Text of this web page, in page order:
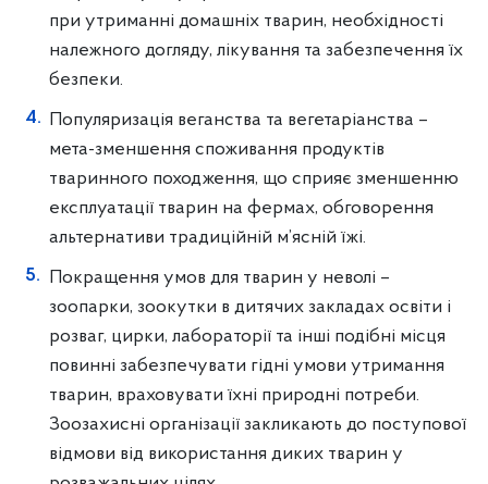
при утриманні домашніх тварин, необхідності
належного догляду, лікування та забезпечення їх
безпеки.
Популяризація веганства та вегетаріанства –
мета-зменшення споживання продуктів
тваринного походження, що сприяє зменшенню
експлуатації тварин на фермах, обговорення
альтернативи традиційній м’ясній їжі.
Покращення умов для тварин у неволі –
зоопарки, зоокутки в дитячих закладах освіти і
розваг, цирки, лабораторії та інші подібні місця
повинні забезпечувати гідні умови утримання
тварин, враховувати їхні природні потреби.
Зоозахисні організації закликають до поступової
відмови від використання диких тварин у